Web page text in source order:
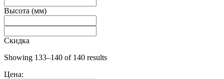
Высота (мм)
Скидка
Showing 133–140 of 140 results
Цена: